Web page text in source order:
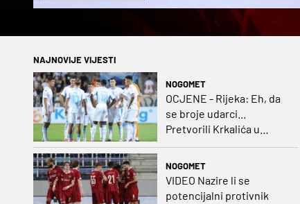
NAJNOVIJE VIJESTI
NOGOMET
OCJENE - Rijeka: Eh, da
se broje udarci...
Pretvorili Krkalića u
junaka, a izlet na uzvrat u
NOGOMET
VIDEO Nazire li se
potencijalni protivnik